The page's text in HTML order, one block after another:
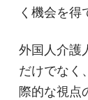
く機会を得
外国人介護
だけでなく
際的な視点